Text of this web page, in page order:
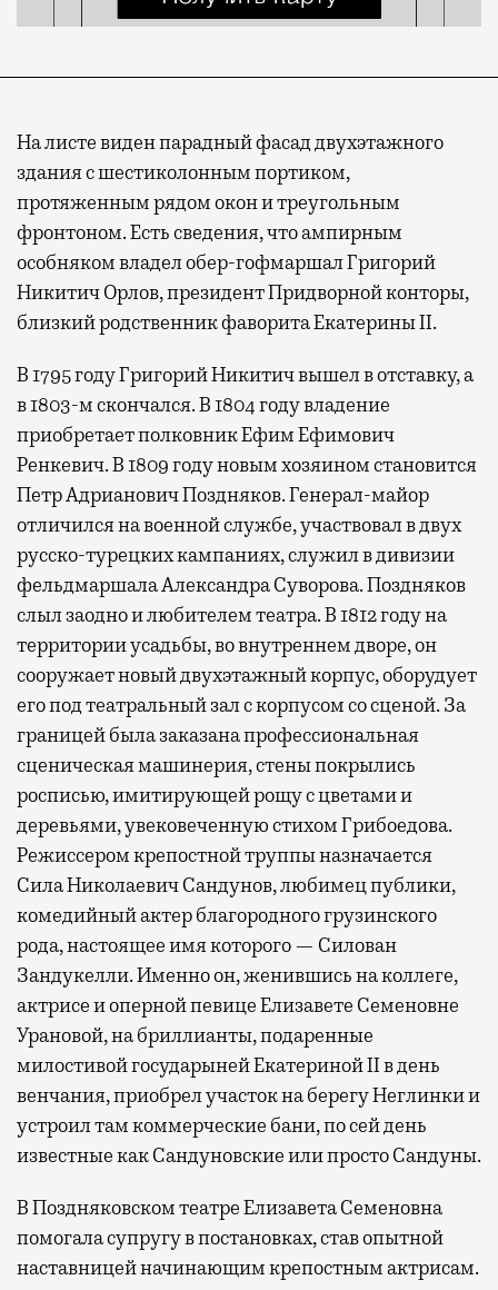
На листе виден парадный фасад двухэтажного
здания с шестиколонным портиком,
протяженным рядом окон и треугольным
фронтоном. Есть сведения, что ампирным
особняком владел обер-гофмаршал Григорий
Никитич Орлов, президент Придворной конторы,
близкий родственник фаворита Екатерины II.
В 1795 году Григорий Никитич вышел в отставку, а
в 1803-м скончался. В 1804 году владение
приобретает полковник Ефим Ефимович
Ренкевич. В 1809 году новым хозяином становится
Петр Адрианович Поздняков. Генерал-майор
отличился на военной службе, участвовал в двух
русско-турецких кампаниях, служил в дивизии
фельдмаршала Александра Суворова. Поздняков
слыл заодно и любителем театра. В 1812 году на
территории усадьбы, во внутреннем дворе, он
сооружает новый двухэтажный корпус, оборудует
его под театральный зал с корпусом со сценой. За
границей была заказана профессиональная
сценическая машинерия, стены покрылись
росписью, имитирующей рощу с цветами и
деревьями, увековеченную стихом Грибоедова.
Режиссером крепостной труппы назначается
Сила Николаевич Сандунов, любимец публики,
комедийный актер благородного грузинского
рода, настоящее имя которого — Силован
Зандукелли. Именно он, женившись на коллеге,
актрисе и оперной певице Елизавете Семеновне
Урановой, на бриллианты, подаренные
милостивой государыней Екатериной II в день
венчания, приобрел участок на берегу Неглинки и
устроил там коммерческие бани, по сей день
известные как Сандуновские или просто Сандуны.
В Поздняковском театре Елизавета Семеновна
помогала супругу в постановках, став опытной
наставницей начинающим крепостным актрисам.